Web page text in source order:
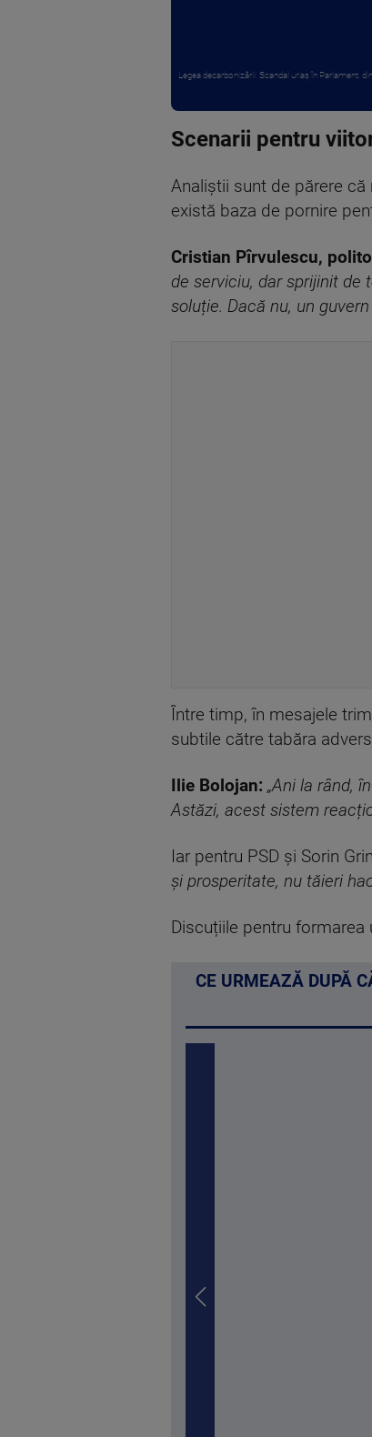
Legea decarbonizării. Scandal uriaș în Parlament,
Scenarii pentru
Analiștii sunt de părere
există baza de pornire
Cristian Pîrvulescu,
de serviciu, dar sprijinit de
soluție. Dacă nu, un
Între timp, în mesajele
subtile către tabăra
Ilie Bolojan: „Ani la rând,
Astăzi, acest sistem
Iar pentru PSD și Sorin
și prosperitate, nu tăieri
Discuțiile pentru
CE URMEAZĂ DUPĂ